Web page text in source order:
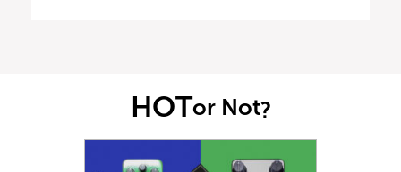
HOTor Not?